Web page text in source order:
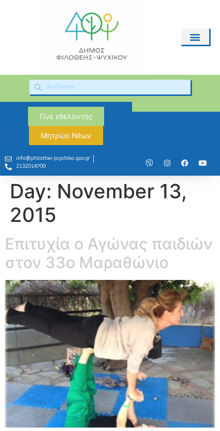
Γίνε εθελοντής
Μητρώο Νέων
info@philothei-psychiko.gov.gr
2132014700
Day: November 13,
2015
Επιτυχία ο Αγώνας παιδιών
στον 33ο Μαραθώνιο